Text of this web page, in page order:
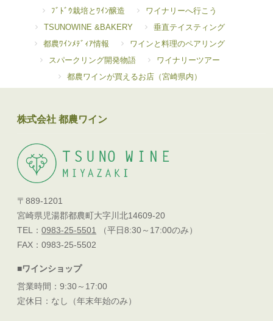
ﾌﾞﾄﾞｳ栽培とﾜｲﾝ醸造
ワイナリーへ行こう
TSUNOWINE &BAKERY
垂直テイスティング
都農ﾜｲﾝﾒﾃﾞｨｱ情報
ワインと料理のペアリング
スパークリング開発物語
ワイナリーツアー
都農ワインが買えるお店（宮崎県内）
株式会社 都農ワイン
〒889-1201
宮崎県児湯郡都農町大字川北14609-20
TEL：0983-25-5501
（平日8:30～17:00のみ）
FAX：0983-25-5502
■ワインショップ
営業時間：9:30～17:00
定休日：なし（年末年始のみ）